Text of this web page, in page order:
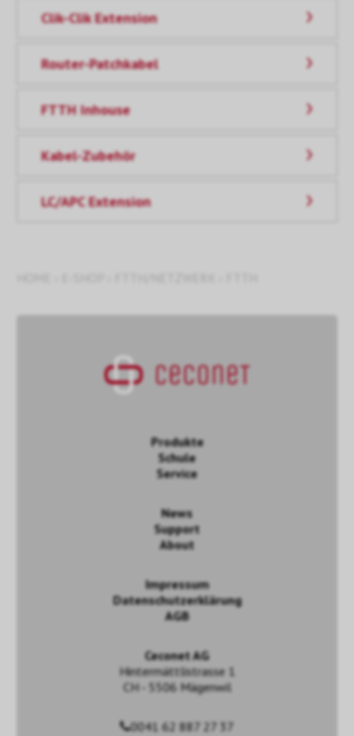
Clik-Clik Extension
Router-Patchkabel
FTTH Inhouse
Kabel-Zubehör
LC/APC Extension
Produkte
Schule
Service
News
Support
About
Impressum
Datenschutzerklärung
AGB
Ceconet AG
Hintermättlistrasse 1
CH - 5506 Mägenwil
0041 62 887 27 37